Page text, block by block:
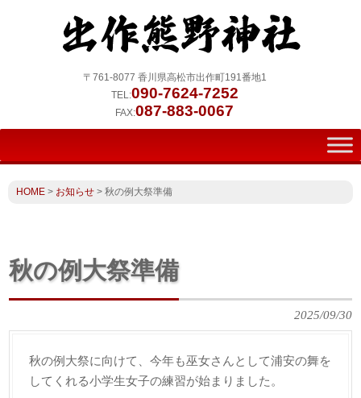
〒761-8077 香川県高松市出作町191番地1
TEL:090-7624-7252
FAX:087-883-0067
HOME > お知らせ > 秋の例大祭準備
秋の例大祭準備
2025/09/30
秋の例大祭に向けて、今年も巫女さんとして浦安の舞を
してくれる小学生女子の練習が始まりました。